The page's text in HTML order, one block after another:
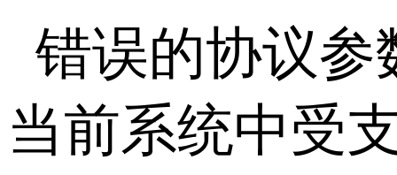
错误的协议参
当前系统中受